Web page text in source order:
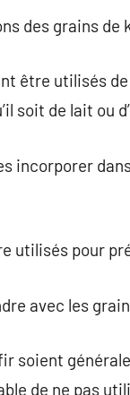
des grains de
être utilisés
soit de lait ou
incorporer
utilisés pour
avec les
soient
de ne pas